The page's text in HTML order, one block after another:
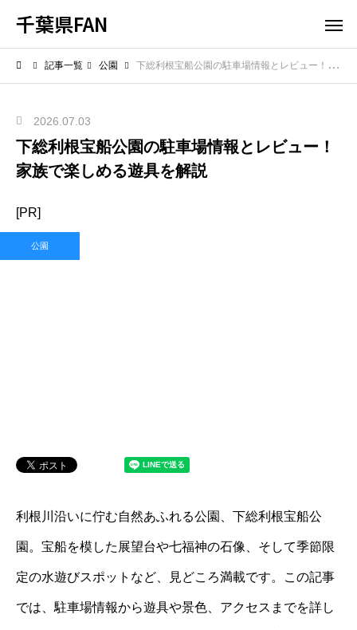
千葉県FAN
記事一覧 公園 下総利根宝船公園の駐車場情報とレビュー！家族で楽しめる遊具を解説
2026.07.03
下総利根宝船公園の駐車場情報とレビュー！
家族で楽しめる遊具を解説
[PR]
公園
利根川沿いに佇む自然あふれる公園、下総利根宝船公
園。宝船を模した展望台や七福神の石像、そして季節限
定の水遊びスポットなど、見どころ満載です。この記事
では、駐車場情報から遊具や景色、アクセスまでを詳し